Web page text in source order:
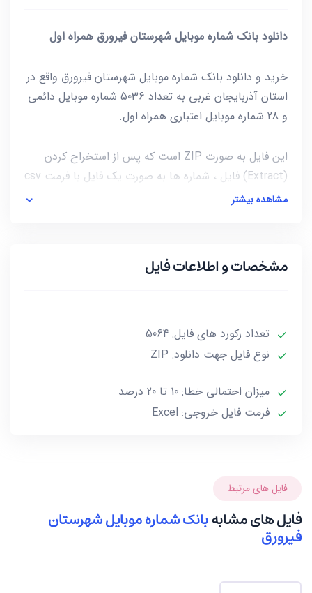
دانلود بانک شماره موبایل شهرستان فیرورق همراه اول
خرید و دانلود بانک شماره موبایل شهرستان فیرورق واقع در
استان آذربایجان غربی به تعداد 5036 شماره موبایل دائمی
و 28 شماره موبایل اعتباری همراه اول.
این فایل به صورت ZIP است که پس از استخراج کردن
(Extract) فایل ، شماره ها به صورت یک فایل با فرمت csv
و حجم این فایل کمتر از 13KB است.
حداکثر 20 درصد خطا داشته باشند.***
مشاهده بیشتر
مشخصات و اطلاعات فایل
تعداد رکورد های فایل: 5064
نوع فایل جهت دانلود: ZIP
میزان احتمالی خطا: 10 تا 20 درصد
فرمت فایل خروجی: Excel
فایل های مرتبط
فایل های مشابهبانک شماره موبایل شهرستان
فیرورق